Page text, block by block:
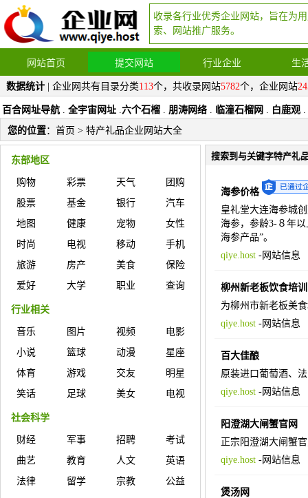
收录各行业优秀企业网站，旨在为
索、网站推广服务。
网站首页 提交网站 行业企业 生
数据统计 | 企业网共有目录分类113个，共收录网站5782个，企业网站
百合网址导航 . 全宇宙网址 .六个石榴 . 朋涛网络 . 临潼石榴网 . 白鹿观 .
您的位置： 首页 > 特产礼品企业网站大全
东部地区
购物 彩票 天气
团购
股票
基金 银行
汽车
地图
健康 宠物
女性
时尚
电视 移动
手机
旅游
房产 美食
保险
爱好
大学 职业 查询
行业相关
音乐 图片 视频
电影
小说
篮球 动漫
星座
体育
游戏 交友
明星
笑话
足球 美女 电视
社会科学
财经 军事 招聘
考试
曲艺
教育 人文
英语
法律
留学 宗教 公益
搜索到与关键字特产礼
海参价格
皇礼堂大连海参城
海参，参龄3-８年
海参产品”。
qiye.host-网站信息
柳州新老板饮食培
为柳州市新老板美
qiye.host-网站信息
百大佳酿
原装进口葡萄酒、
qiye.host-网站信息
阳澄湖大闸蟹官网
正宗阳澄湖大闸蟹
qiye.host-网站信息
煲汤网